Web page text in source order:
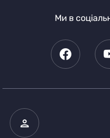
Ми в